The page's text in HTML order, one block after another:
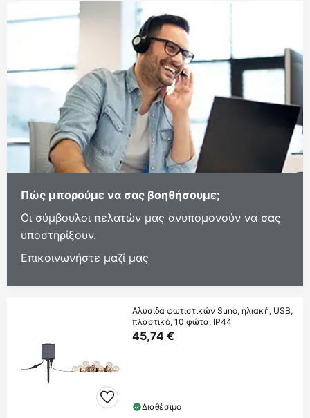
Πώς μπορούμε να σας βοηθήσουμε;
Οι σύμβουλοι πελατών μας ανυπομονούν να σας
υποστηρίξουν.
Επικοινωνήστε μαζί μας
Αλυσίδα φωτιστικών Suno, ηλιακή, USB,
πλαστικό, 10 φώτα, IP44
45,74 €
Διαθέσιμο